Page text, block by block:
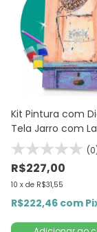
Kit Pintura com
Tela Jarro com
30x57cm -
Redondo |
5D DIY
R$227,00
10 x de R$31,55
R$222,46 com